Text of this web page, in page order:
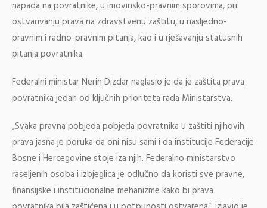
napada na povratnike, u imovinsko-pravnim sporovima, pri
ostvarivanju prava na zdravstvenu zaštitu, u nasljedno-
pravnim i radno-pravnim pitanja, kao i u rješavanju statusnih
pitanja povratnika.
Federalni ministar Nerin Dizdar naglasio je da je zaštita prava
povratnika jedan od ključnih prioriteta rada Ministarstva.
„Svaka pravna pobjeda pobjeda povratnika u zaštiti njihovih
prava jasna je poruka da oni nisu sami i da institucije Federacije
Bosne i Hercegovine stoje iza njih. Federalno ministarstvo
raseljenih osoba i izbjeglica je odlučno da koristi sve pravne,
finansijske i institucionalne mehanizme kako bi prava